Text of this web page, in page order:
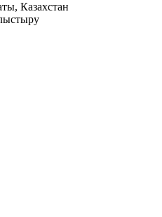
Казахстан